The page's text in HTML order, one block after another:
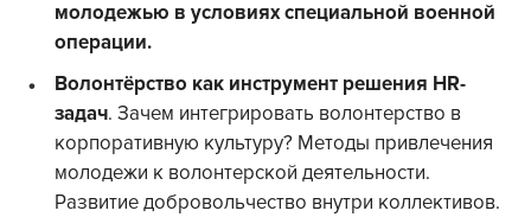
молодежью в условиях специальной военной
операции.
Волонтёрство как инструмент решения HR-
задач. Зачем интегрировать волонтерство в
корпоративную культуру? Методы привлечения
молодежи к волонтерской деятельности.
Развитие добровольчество внутри коллективов.